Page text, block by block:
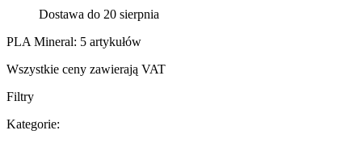
Dostawa do 20 sierpnia
PLA Mineral: 5 artykułów
Wszystkie ceny zawierają VAT
Filtry
Kategorie: